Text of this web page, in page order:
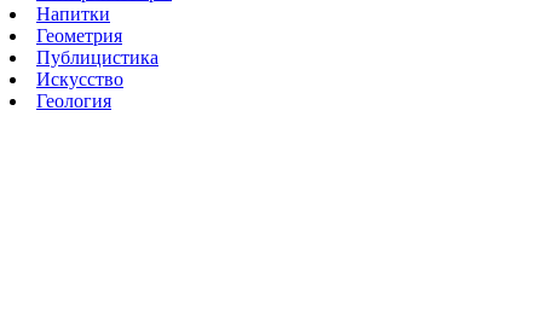
Напитки
Геометрия
Публицистика
Искусство
Геология